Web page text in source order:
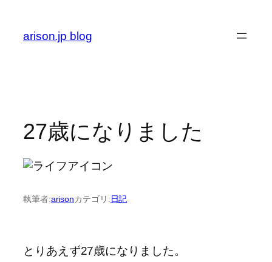
arison.jp blog
27歳になりました
執筆者:arisonカテゴリ:日記
とりあえず27歳になりました。